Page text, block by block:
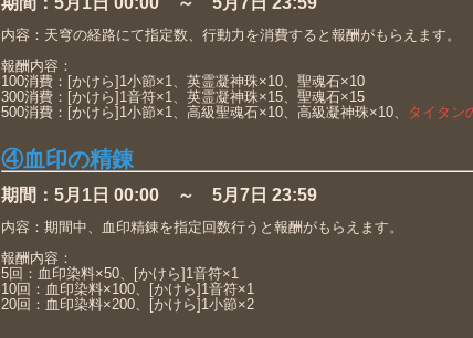
内容：天穹の経路にて指定数、行動力を消費すると報酬がもらえます。
報酬内容：
100消費：[かけら]1小節×1、英霊凝神珠×10、聖魂石×10
300消費：[かけら]1音符×1、英霊凝神珠×15、聖魂石×15
500消費：[かけら]1小節×1、高級聖魂石×10、高級凝神珠×10、
タイタン
④血印の精錬
期間：5月1日 00:00 ～ 5月7日 23:59
内容：期間中、血印精錬を指定回数行うと報酬がもらえます。
報酬内容：
5回：血印染料×50、[かけら]1音符×1
10回：血印染料×100、[かけら]1音符×1
20回：血印染料×200、[かけら]1小節×2